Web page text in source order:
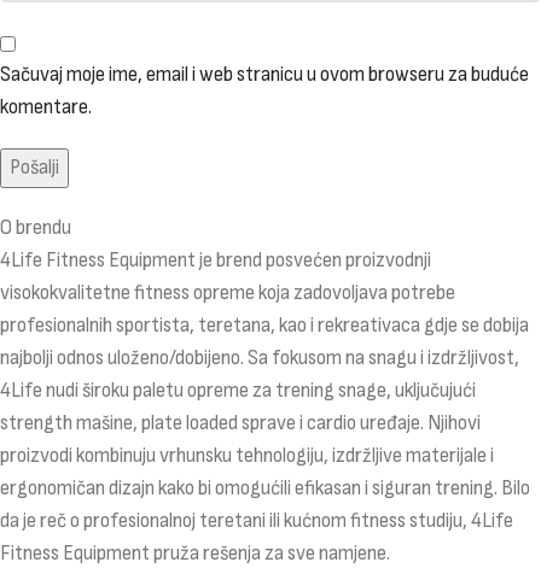
Sačuvaj moje ime, email i web stranicu u ovom browseru za buduće
komentare.
O brendu
4Life Fitness Equipment je brend posvećen proizvodnji
visokokvalitetne fitness opreme koja zadovoljava potrebe
profesionalnih sportista, teretana, kao i rekreativaca gdje se dobija
najbolji odnos uloženo/dobijeno. Sa fokusom na snagu i izdržljivost,
4Life nudi široku paletu opreme za trening snage, uključujući
strength mašine, plate loaded sprave i cardio uređaje. Njihovi
proizvodi kombinuju vrhunsku tehnologiju, izdržljive materijale i
ergonomičan dizajn kako bi omogućili efikasan i siguran trening. Bilo
da je reč o profesionalnoj teretani ili kućnom fitness studiju, 4Life
Fitness Equipment pruža rešenja za sve namjene.